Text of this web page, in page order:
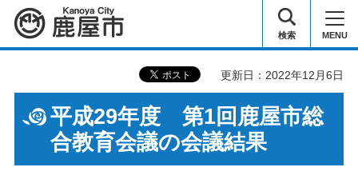
鹿屋市 検索 MENU
更新日：2022年12月6日
平成29年度 第1回鹿屋市総
合教育会議の会議結果